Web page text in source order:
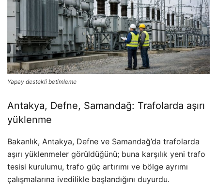
Yapay destekli betimleme
Antakya, Defne, Samandağ: Trafolarda aşırı
yüklenme
Bakanlık, Antakya, Defne ve Samandağ’da trafolarda
aşırı yüklenmeler görüldüğünü; buna karşılık yeni trafo
tesisi kurulumu, trafo güç artırımı ve bölge ayrımı
çalışmalarına ivedilikle başlandığını duyurdu.